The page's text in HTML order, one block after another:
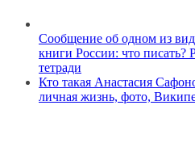
Сообщение об одном из
книги России: что писать?
тетради
Кто такая Анастасия
личная жизнь, фото,